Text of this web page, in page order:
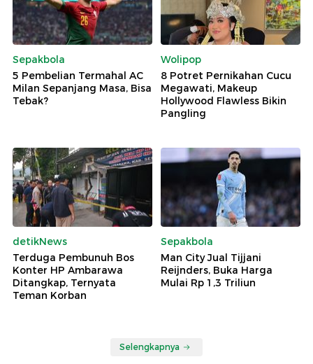
Sepakbola
5 Pembelian Termahal AC
Milan Sepanjang Masa, Bisa
Tebak?
Wolipop
8 Potret Pernikahan Cucu
Megawati, Makeup
Hollywood Flawless Bikin
Pangling
detikNews
Terduga Pembunuh Bos
Konter HP Ambarawa
Ditangkap, Ternyata
Teman Korban
Sepakbola
Man City Jual Tijjani
Reijnders, Buka Harga
Mulai Rp 1,3 Triliun
Selengkapnya